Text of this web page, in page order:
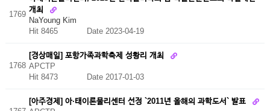
1769
개최
NaYoung Kim
Hit 8465 Date 2023-04-19
1768
[경상매일] 포항가족과학축제 성황리 개최
APCTP
Hit 8473
Date 2017-01-03
[아주경제] 아·태이론물리센터 선정 `2011년 올해의 과학도서` 발표